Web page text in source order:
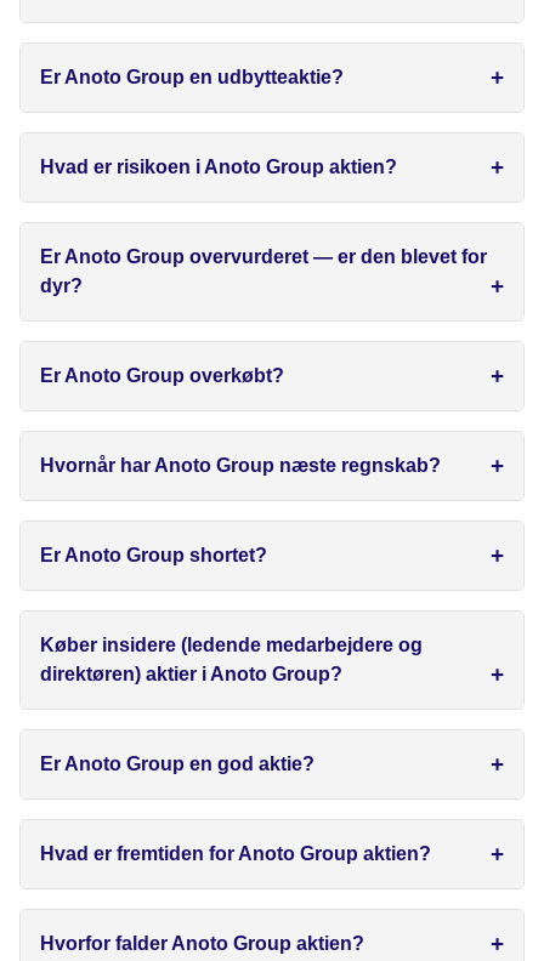
Er Anoto Group en udbytteaktie?
Hvad er risikoen i Anoto Group aktien?
Er Anoto Group overvurderet — er den blevet for
dyr?
Er Anoto Group overkøbt?
Hvornår har Anoto Group næste regnskab?
Er Anoto Group shortet?
Køber insidere (ledende medarbejdere og
direktøren) aktier i Anoto Group?
Er Anoto Group en god aktie?
Hvad er fremtiden for Anoto Group aktien?
Hvorfor falder Anoto Group aktien?